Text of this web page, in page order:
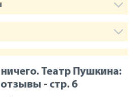
Театр Пушкина:
- стр. 6